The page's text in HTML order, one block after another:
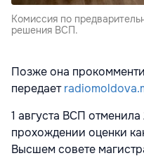
Комиссия по
решения ВСП.
Позже она
передает
1 августа ВСП
прохождении оценки
Высшем совете